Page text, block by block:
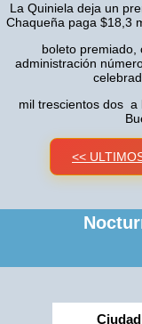
La Quiniela deja un
Chaqueña paga $18,3
boleto premiado,
administración
mil trescientos dos
<<
Ciudad